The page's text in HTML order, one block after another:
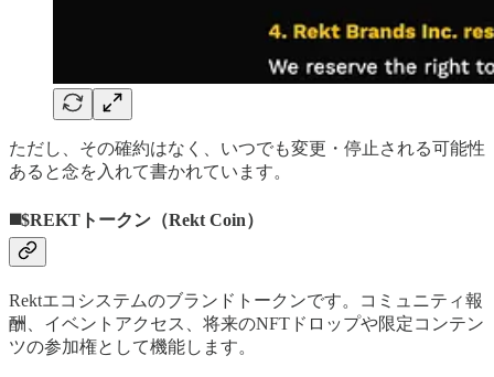
ただし、その確約はなく、いつでも変更・停止される可能性
あると念を入れて書かれています。
◼️$REKTトークン（Rekt Coin）
Rektエコシステムのブランドトークンです。コミュニティ報
酬、イベントアクセス、将来のNFTドロップや限定コンテン
ツの参加権として機能します。